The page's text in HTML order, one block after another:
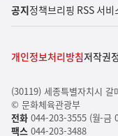
공지정책브리핑 RSS 서
개인정보처리방침저작권
(30119) 세종특별자치시
© 문화체육관광부
전화044-203-3555 (월-금
팩스044-203-3488